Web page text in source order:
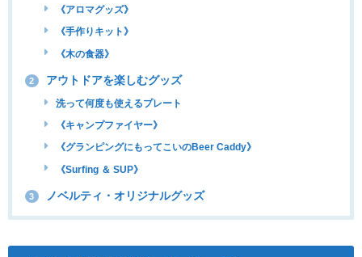
《アロマグッズ》
《手作りキット》
《木の食器》
2 アウトドアを楽しむグッズ
洗って何度も使えるプレート
《キャンプファイヤー》
《グランピングにもってこいのBeer Caddy》
《Surfing ＆ SUP》
3 ノベルティ・オリジナルグッズ